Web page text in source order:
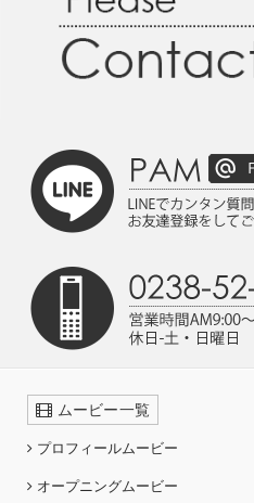
ムービー一覧
プロフィールムービー
オープニングムービー